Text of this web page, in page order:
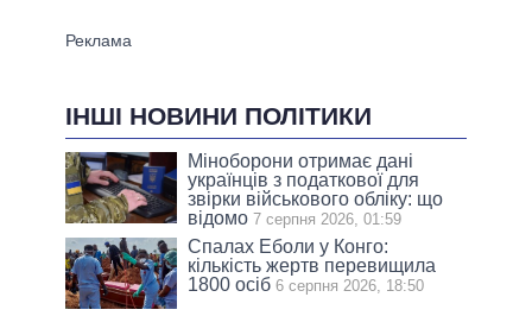
ІНШІ НОВИНИ ПОЛІТИКИ
Міноборони отримає дані
українців з податкової для
звірки військового обліку: що
відомо 7 серпня 2026, 01:59
Спалах Еболи у Конго:
кількість жертв перевищила
1800 осіб 6 серпня 2026, 18:50